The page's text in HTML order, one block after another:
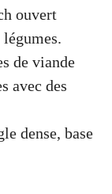
ouvert
de viande
avec des
dense, base